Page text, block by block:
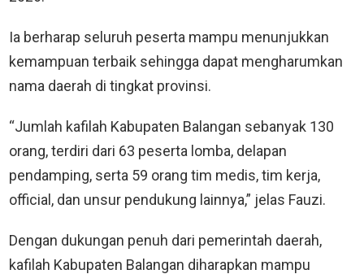
Ia berharap seluruh peserta mampu menunjukkan
kemampuan terbaik sehingga dapat mengharumkan
nama daerah di tingkat provinsi.
“Jumlah kafilah Kabupaten Balangan sebanyak 130
orang, terdiri dari 63 peserta lomba, delapan
pendamping, serta 59 orang tim medis, tim kerja,
official, dan unsur pendukung lainnya,” jelas Fauzi.
Dengan dukungan penuh dari pemerintah daerah,
kafilah Kabupaten Balangan diharapkan mampu